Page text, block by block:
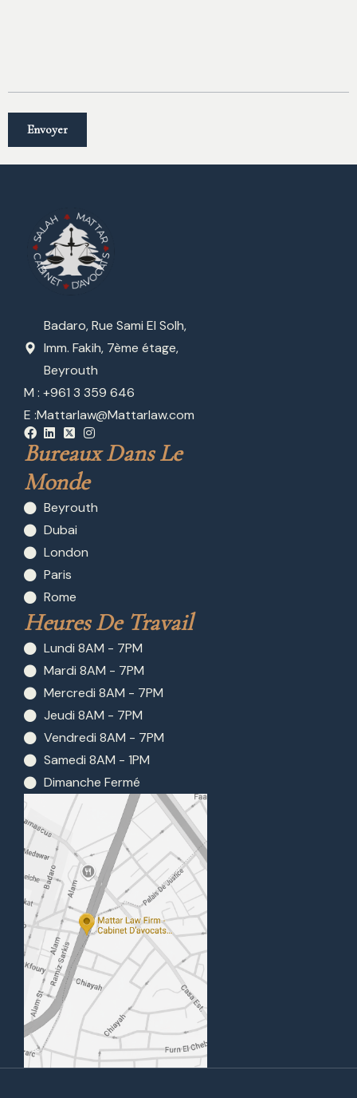
Badaro, Rue Sami El Solh,
Imm. Fakih, 7ème étage,
Beyrouth
M : +961 3 359 646
E :Mattarlaw@Mattarlaw.com
Bureaux Dans Le
Monde
Beyrouth
Dubai
London
Paris
Rome
Heures De Travail
Lundi 8AM - 7PM
Mardi 8AM - 7PM
Mercredi 8AM - 7PM
Jeudi 8AM - 7PM
Vendredi 8AM - 7PM
Samedi 8AM - 1PM
Dimanche Fermé